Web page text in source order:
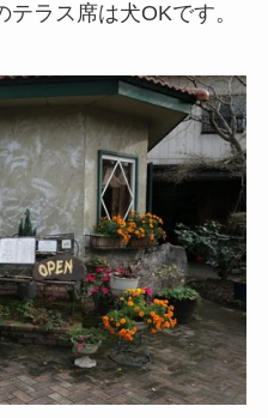
テラス席は犬OKです。